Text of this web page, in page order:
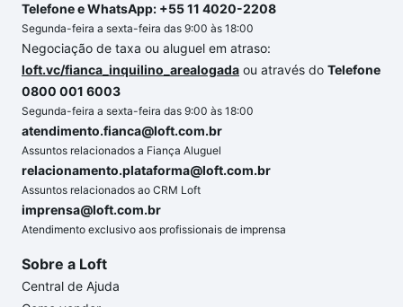
Telefone e WhatsApp: +55 11 4020-2208
Segunda-feira a sexta-feira das 9:00 às 18:00
Negociação de taxa ou aluguel em atraso:
loft.vc/fianca_inquilino_arealogada ou através do Telefone
0800 001 6003
Segunda-feira a sexta-feira das 9:00 às 18:00
atendimento.fianca@loft.com.br
Assuntos relacionados a Fiança Aluguel
relacionamento.plataforma@loft.com.br
Assuntos relacionados ao CRM Loft
imprensa@loft.com.br
Atendimento exclusivo aos profissionais de imprensa
Sobre a Loft
Central de Ajuda